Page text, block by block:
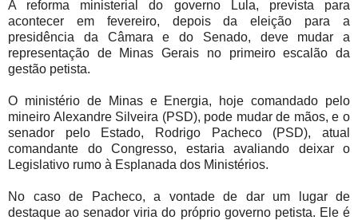
A reforma ministerial do governo Lula, prevista para
acontecer em fevereiro, depois da eleição para a
presidência da Câmara e do Senado, deve mudar a
representação de Minas Gerais no primeiro escalão da
gestão petista.
O ministério de Minas e Energia, hoje comandado pelo
mineiro Alexandre Silveira (PSD), pode mudar de mãos, e o
senador pelo Estado, Rodrigo Pacheco (PSD), atual
comandante do Congresso, estaria avaliando deixar o
Legislativo rumo à Esplanada dos Ministérios.
No caso de Pacheco, a vontade de dar um lugar de
destaque ao senador viria do próprio governo petista. Ele é